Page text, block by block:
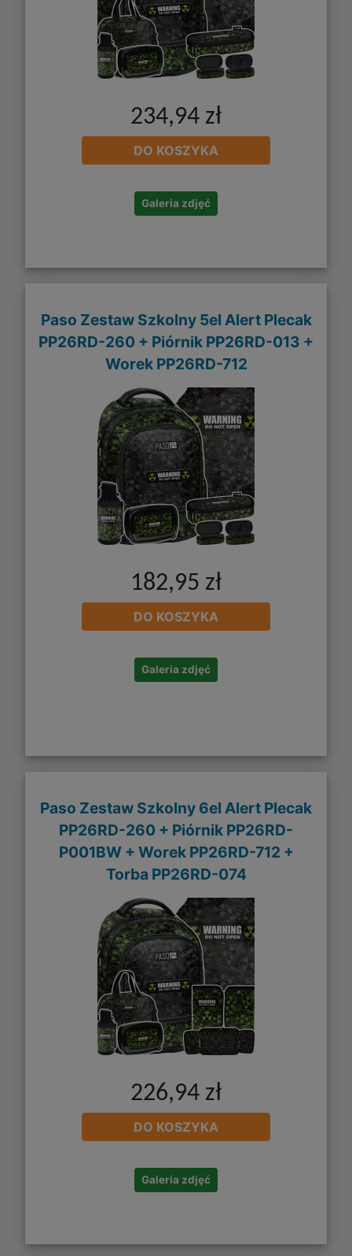
234,94 zł
DO KOSZYKA
Galeria zdjęć
Paso Zestaw Szkolny 5el Alert Plecak
PP26RD-260 + Piórnik PP26RD-013 +
Worek PP26RD-712
182,95 zł
DO KOSZYKA
Galeria zdjęć
Paso Zestaw Szkolny 6el Alert Plecak
PP26RD-260 + Piórnik PP26RD-
P001BW + Worek PP26RD-712 +
Torba PP26RD-074
226,94 zł
DO KOSZYKA
Galeria zdjęć